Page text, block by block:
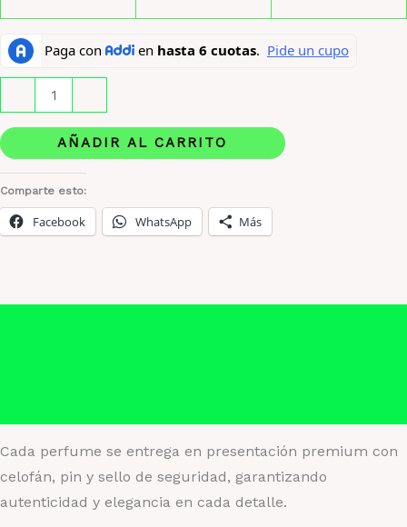
Bharara
Queen
Estuche
cantidad
AÑADIR AL CARRITO
Comparte esto:
Facebook WhatsApp Más
Cada perfume se entrega en presentación premium con
celofán, pin y sello de seguridad, garantizando
autenticidad y elegancia en cada detalle.